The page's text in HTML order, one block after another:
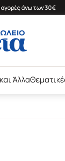
άνω των 30€
Άλλα